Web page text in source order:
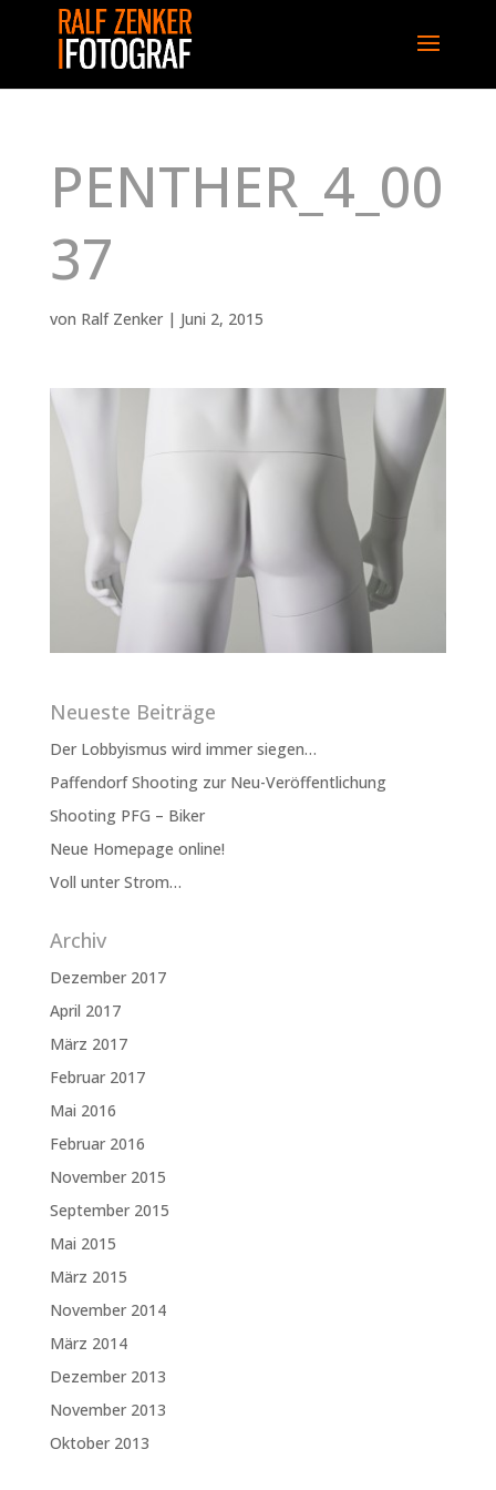
PENTHER_4_00
37
von Ralf Zenker| Juni 2, 2015
Neueste Beiträge
Der Lobbyismus wird immer siegen…
Paffendorf Shooting zur Neu-Veröffentlichung
Shooting PFG – Biker
Neue Homepage online!
Voll unter Strom…
Archiv
Dezember 2017
April 2017
März 2017
Februar 2017
Mai 2016
Februar 2016
November 2015
September 2015
Mai 2015
März 2015
November 2014
März 2014
Dezember 2013
November 2013
Oktober 2013